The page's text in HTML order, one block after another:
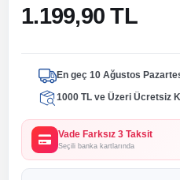
1.199,90 TL
En geç 10 Ağustos
1000 TL ve Üzeri Ücretsiz
Vade Farksız 3 Taksit
Seçili banka kartlarında